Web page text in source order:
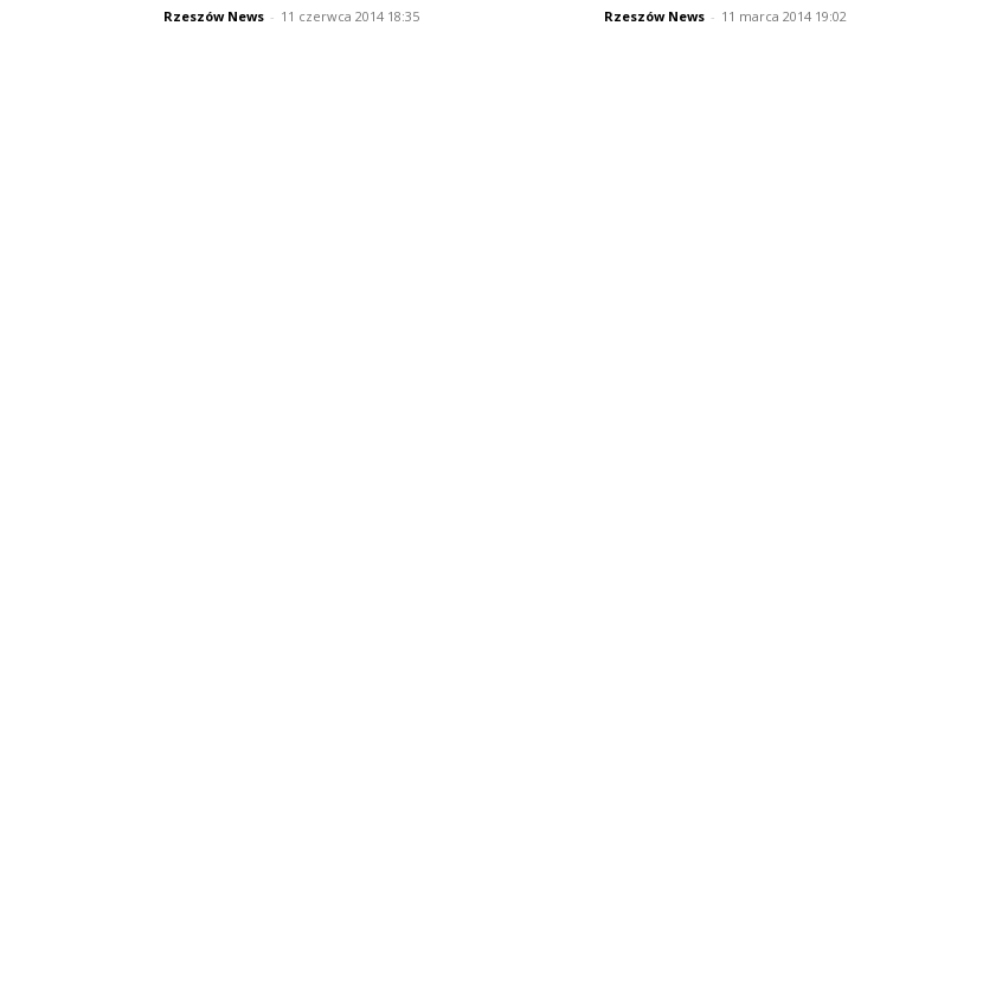
Rzeszów News - 11 czerwca 2014 18:35 Rzeszów News - 11 marca 2014 19:02